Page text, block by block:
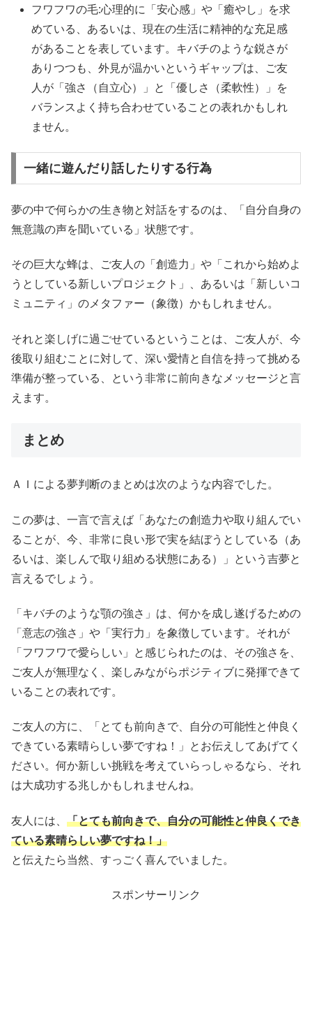
フワフワの毛:心理的に「安心感」や「癒やし」を求
めている、あるいは、現在の生活に精神的な充足感
があることを表しています。キバチのような鋭さが
ありつつも、外見が温かいというギャップは、ご友
人が「強さ（自立心）」と「優しさ（柔軟性）」を
バランスよく持ち合わせていることの表れかもしれ
ません。
一緒に遊んだり話したりする行為
夢の中で何らかの生き物と対話をするのは、「自分自身の
無意識の声を聞いている」状態です。
その巨大な蜂は、ご友人の「創造力」や「これから始めよ
うとしている新しいプロジェクト」、あるいは「新しいコ
ミュニティ」のメタファー（象徴）かもしれません。
それと楽しげに過ごせているということは、ご友人が、今
後取り組むことに対して、深い愛情と自信を持って挑める
準備が整っている、という非常に前向きなメッセージと言
えます。
まとめ
ＡＩによる夢判断のまとめは次のような内容でした。
この夢は、一言で言えば「あなたの創造力や取り組んでい
ることが、今、非常に良い形で実を結ぼうとしている（あ
るいは、楽しんで取り組める状態にある）」という吉夢と
言えるでしょう。
「キバチのような顎の強さ」は、何かを成し遂げるための
「意志の強さ」や「実行力」を象徴しています。それが
「フワフワで愛らしい」と感じられたのは、その強さを、
ご友人が無理なく、楽しみながらポジティブに発揮できて
いることの表れです。
ご友人の方に、「とても前向きで、自分の可能性と仲良く
できている素晴らしい夢ですね！」とお伝えしてあげてく
ださい。何か新しい挑戦を考えていらっしゃるなら、それ
は大成功する兆しかもしれませんね。
友人には、 「とても前向きで、自分の可能性と仲良くでき
ている素晴らしい夢ですね！」
と伝えたら当然、すっごく喜んでいました。
スポンサーリンク